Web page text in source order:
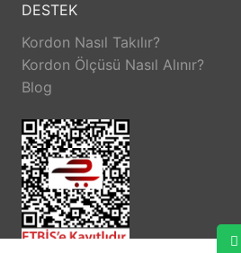
DESTEK
Kordon Nasıl Takılır?
Kordon Ölçüsü Nasıl Alınır?
Blog